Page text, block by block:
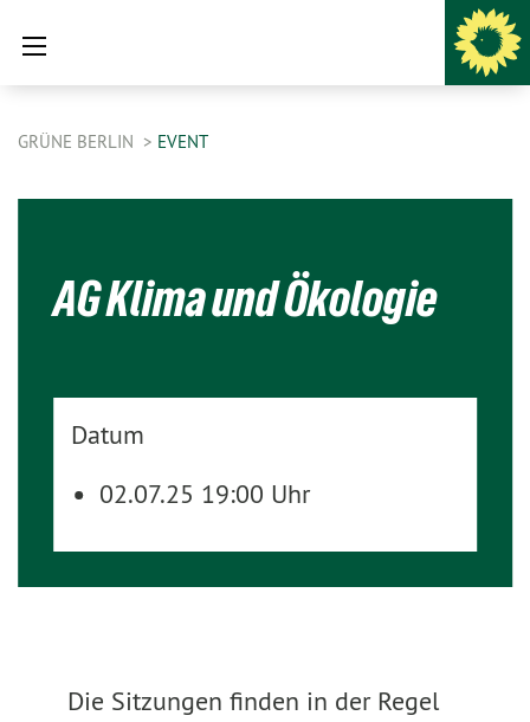
GRÜNE BERLIN EVENT
AG Klima und Ökologie
Datum
02.07.25 19:00 Uhr
Die Sitzungen finden in der Regel